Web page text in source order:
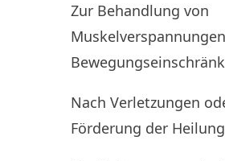
Zur Behandlung von
Nach Verletzungen
Förderung der Heilung